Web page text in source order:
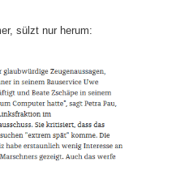
sülzt nur herum: